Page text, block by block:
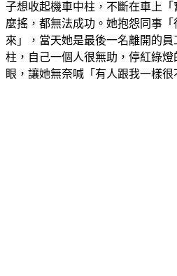
子想收起機車中柱，不斷在車上
麼搖，都無法成功。她抱怨同事
來」，當天她是最後一名離開的
柱，自己一個人很無助，停紅綠
眼，讓她無奈喊「有人跟我一樣很